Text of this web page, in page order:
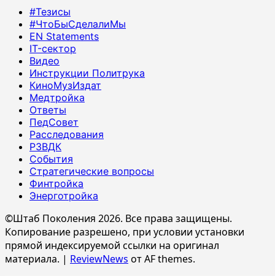
#Тезисы
#ЧтоБыСделалиМы
EN Statements
IT-сектор
Видео
Инструкции Политрука
КиноМузИздат
Медтройка
Ответы
ПедСовет
Расследования
РЗВДК
События
Стратегические вопросы
Финтройка
Энерготройка
©Штаб Поколения 2026. Все права защищены.
Копирование разрешено, при условии установки
прямой индексируемой ссылки на оригинал
материала. | ReviewNews от AF themes.